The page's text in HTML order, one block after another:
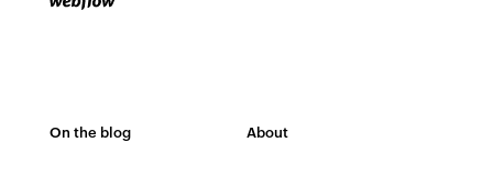
On the blog About